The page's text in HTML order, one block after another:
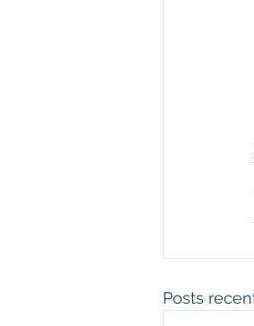
Posts